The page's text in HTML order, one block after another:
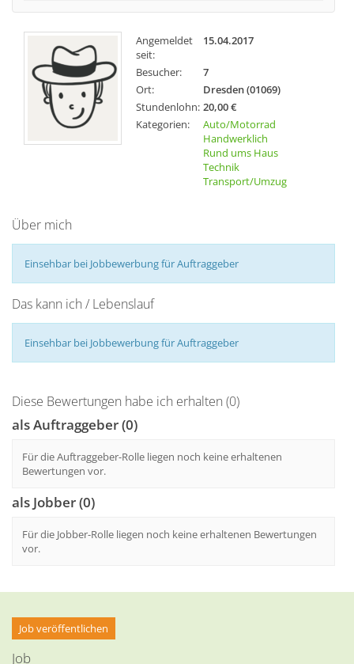
Angemeldet
seit:
15.04.2017
Besucher:
7
Ort:
Dresden (01069)
Stundenlohn: 20,00 €
Kategorien:
Auto/Motorrad
Handwerklich
Rund ums Haus
Technik
Transport/Umzug
Über mich
Einsehbar bei Jobbewerbung für Auftraggeber
Das kann ich / Lebenslauf
Einsehbar bei Jobbewerbung für Auftraggeber
Diese Bewertungen habe ich erhalten (0)
als Auftraggeber (0)
Für die Auftraggeber-Rolle liegen noch keine erhaltenen
Bewertungen vor.
als Jobber (0)
Für die Jobber-Rolle liegen noch keine erhaltenen Bewertungen
vor.
Job veröffentlichen
Job